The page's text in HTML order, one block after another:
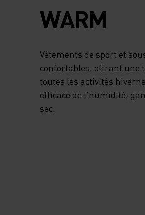
WARM
Vêtements de sport et
confortables, offrant une
toutes les activités
efficace de l'humidité,
sec.